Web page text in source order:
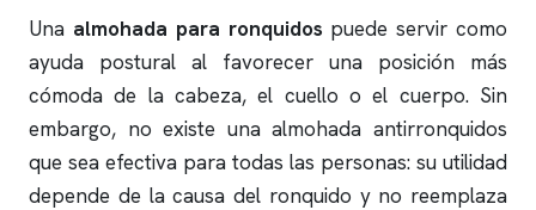
Una almohada para ronquidos puede servir como
ayuda postural al favorecer una posición más
cómoda de la cabeza, el cuello o el cuerpo. Sin
embargo, no existe una almohada antirronquidos
que sea efectiva para todas las personas: su utilidad
depende de la causa del ronquido y no reemplaza